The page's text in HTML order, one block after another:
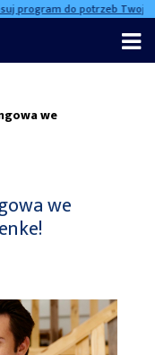
program do potrzeb Twojej
we
we